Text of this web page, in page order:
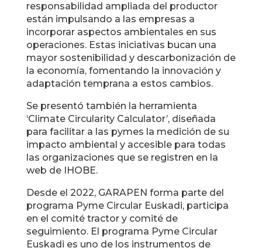
responsabilidad ampliada del productor
están impulsando a las empresas a
incorporar aspectos ambientales en sus
operaciones. Estas iniciativas bucan una
mayor sostenibilidad y descarbonización de
la economía, fomentando la innovación y
adaptación temprana a estos cambios.
Se presentó también la herramienta
‘Climate Circularity Calculator’, diseñada
para facilitar a las pymes la medición de su
impacto ambiental y accesible para todas
las organizaciones que se registren en la
web de IHOBE.
Desde el 2022, GARAPEN forma parte del
programa Pyme Circular Euskadi, participa
en el comité tractor y comité de
seguimiento. El programa Pyme Circular
Euskadi es uno de los instrumentos de